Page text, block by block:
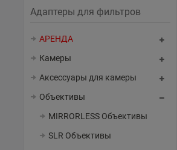
Адаптеры для фильтров
АРЕНДА
Камеры
Аксессуары для камеры
Объективы
MIRRORLESS Объективы
SLR Объективы